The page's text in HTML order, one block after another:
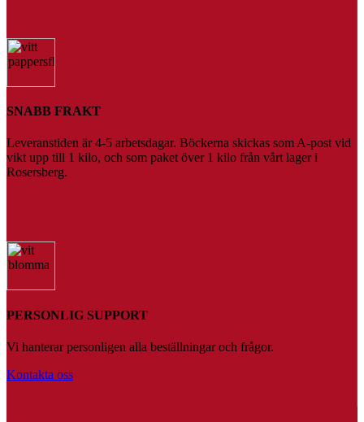
SNABB FRAKT
Leveranstiden är 4-5 arbetsdagar. Böckerna skickas som A-post vid
vikt upp till 1 kilo, och som paket över 1 kilo från vårt lager i
Rosersberg.
PERSONLIG SUPPORT
Vi hanterar personligen alla beställningar och frågor.
Kontakta oss